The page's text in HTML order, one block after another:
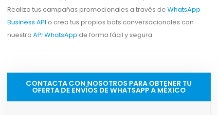
Realiza tus campañas promocionales a través de WhatsApp
Business API o crea tus propios bots conversacionales con
nuestra API WhatsApp de forma fácil y segura.
CONTACTA CON NOSOTROS PARA OBTENER TU
OFERTA DE ENVÍOS DE WHATSAPP A MÉXICO